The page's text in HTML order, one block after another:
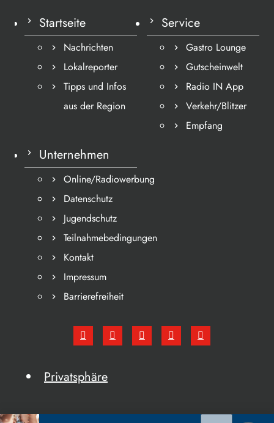
Startseite
Nachrichten
Lokalreporter
Tipps und Infos
aus der Region
Service
Gastro Lounge
Gutscheinwelt
Radio IN App
Verkehr/Blitzer
Empfang
Unternehmen
Online/Radiowerbung
Datenschutz
Jugendschutz
Teilnahmebedingungen
Kontakt
Impressum
Barrierefreiheit
Privatsphäre